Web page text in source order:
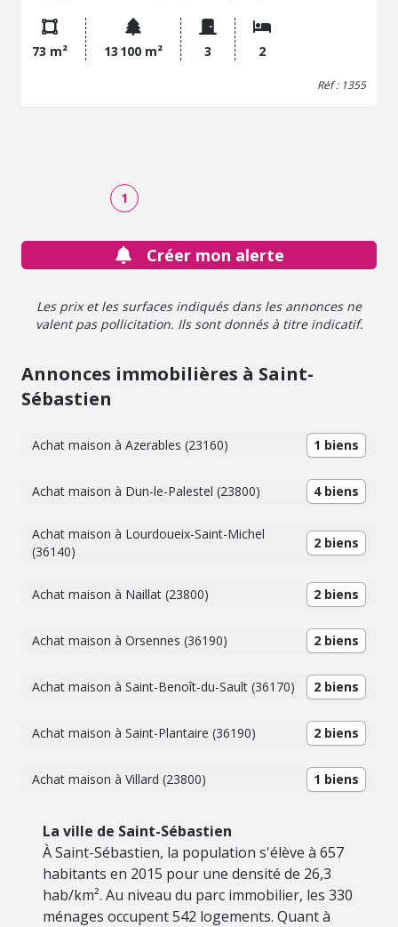
un séjour et au rez-de-chaussée surélevé, une cuisine
aménagée, un WC ainsi qu'un dégagement avec escalier
Au 1er étage : un palier desservant deux chambres, une
salle de bains et un WC En complément, de nombreux
€ (base 2021) - Prix Hon. Négo Inclus : 107 000 € dont
7,00% Hon. Négo TTC charge acq. Prix Hors Hon. Négo
auxquels ce bien est exposé sont disponibles sur le site
Géorisques: www.georisques.gouv.fr
73 m² 13 100 m² 3 2
Réf : 1355
1
Créer mon alerte
Les prix et les surfaces indiqués dans les annonces ne
valent pas pollicitation. Ils sont donnés à titre indicatif.
Annonces immobilières à Saint-
Sébastien
Achat maison à Azerables (23160) 1 biens
Achat maison à Dun-le-Palestel (23800) 4 biens
Achat maison à Lourdoueix-Saint-Michel
(36140)
2 biens
Achat maison à Naillat (23800) 2 biens
Achat maison à Orsennes (36190) 2 biens
Achat maison à Saint-Benoît-du-Sault (36170) 2 biens
Achat maison à Saint-Plantaire (36190) 2 biens
Achat maison à Villard (23800) 1 biens
La ville de Saint-Sébastien
À Saint-Sébastien, la population s'élève à 657
habitants en 2015 pour une densité de 26,3
hab/km². Au niveau du parc immobilier, les 330
ménages occupent 542 logements. Quant à